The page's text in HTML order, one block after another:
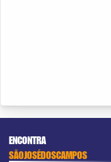
ENCONTRA
SÃOJOSÉDOSCAMPOS